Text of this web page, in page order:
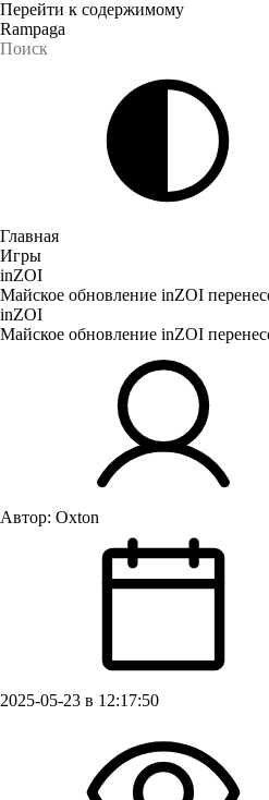
Перейти к содержимому
Rampaga
Главная
Игры
inZOI
Майское обновление inZOI
inZOI
Майское обновление inZOI
Автор: Oxton
2025-05-23 в 12:17:50